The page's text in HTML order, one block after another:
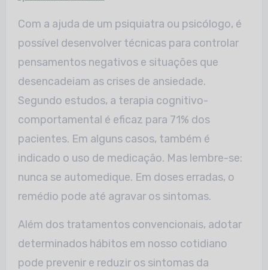
Com a ajuda de um psiquiatra ou psicólogo, é
possível desenvolver técnicas para controlar
pensamentos negativos e situações que
desencadeiam as crises de ansiedade.
Segundo estudos, a terapia cognitivo-
comportamental é eficaz para 71% dos
pacientes. Em alguns casos, também é
indicado o uso de medicação. Mas lembre-se:
nunca se automedique. Em doses erradas, o
remédio pode até agravar os sintomas.
Além dos tratamentos convencionais, adotar
determinados hábitos em nosso cotidiano
pode prevenir e reduzir os sintomas da